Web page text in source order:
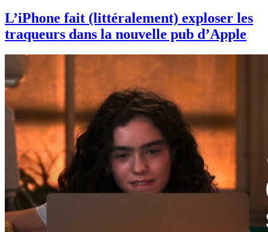
L’iPhone fait (littéralement) exploser les
traqueurs dans la nouvelle pub d’Apple